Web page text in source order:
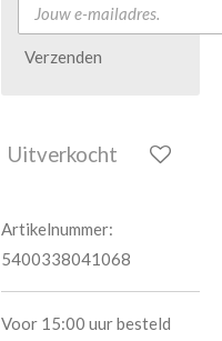
Verzenden
Uitverkocht
Artikelnummer:
5400338041068
Voor 15:00 uur besteld